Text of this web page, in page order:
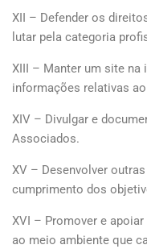
XII – Defender os
lutar pela categoria
XIII – Manter um site na
informações relativas
XIV – Divulgar e
Associados.
XV – Desenvolver
cumprimento dos
XVI – Promover e
ao meio ambiente que